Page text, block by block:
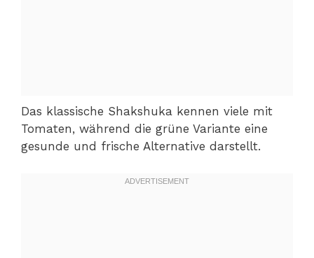
Das klassische Shakshuka kennen viele mit
Tomaten, während die grüne Variante eine
gesunde und frische Alternative darstellt.